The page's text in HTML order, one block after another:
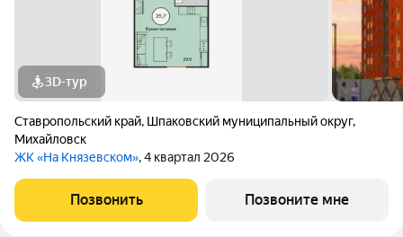
3D-тур
Ставропольский край, Шпаковский муниципальный округ,
Михайловск
ЖК «На Князевском», 4 квартал 2026
Позвонить Позвоните мне